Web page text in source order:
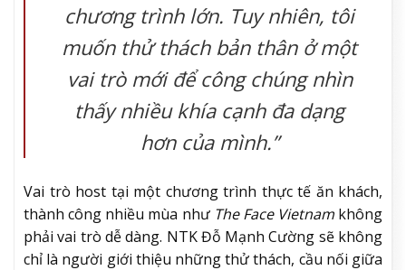
chương trình lớn. Tuy nhiên, tôi
muốn thử thách bản thân ở một
vai trò mới để công chúng nhìn
thấy nhiều khía cạnh đa dạng
hơn của mình.”
Vai trò host tại một chương trình thực tế ăn khách,
thành công nhiều mùa như The Face Vietnamkhông
phải vai trò dễ dàng. NTK Đỗ Mạnh Cường sẽ không
chỉ là người giới thiệu những thử thách, cầu nối giữa